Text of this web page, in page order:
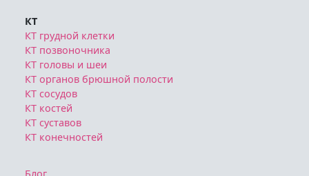
КТ костей
КТ суставов
КТ конечностей
Блог
Отзывы о клиниках
Политика конфиденциальности
Публичная оферта